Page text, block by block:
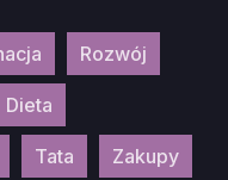
Rozwój
Dieta
Tata Zakupy